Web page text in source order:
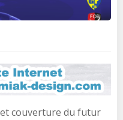
couverture du futur